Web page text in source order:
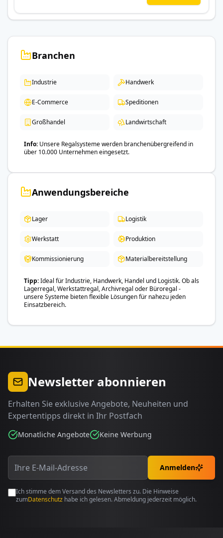
Branchen
Industrie Handwerk
E-Commerce Speditionen
Großhandel Landwirtschaft
Info Unsere Regalsysteme werden branchenübergreifend in
über 10.000 Unternehmen eingesetzt.
Anwendungsbereiche
Lager Logistik
Werkstatt Produktion
Kommissionierung Materialbereitstellung
Tipp Ideal für Industrie, Handwerk, Handel und Logistik. Ob als
Lagerregal, Werkstattregal, Archivregal oder Büroregal -
unsere Systeme bieten flexible Lösungen für nahezu jeden
Einsatzbereich.
Newsletter abonnieren
Erhalten Sie exklusive Angebote, Neuheiten und
Expertentipps direkt in Ihr Postfach
Monatliche Angebote Keine Werbung
Anmelden
Ich stimme dem Versand des Newsletters zu. Die Hinweise
zumDatenschutz habe ich gelesen. Abmeldung jederzeit möglich.